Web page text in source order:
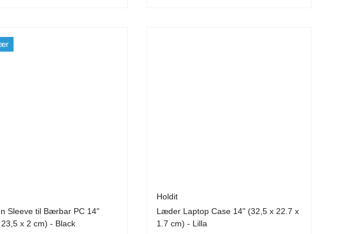
Sleeve til Bærbar PC 14"
x 2 cm) - Black
Holdit
Læder Laptop Case 14" (32,5 x 22.7 x
1.7 cm) - Lilla